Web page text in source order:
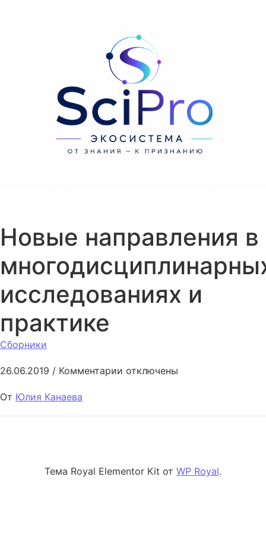
Новые направления в
исследованиях и
практике
Сборники
26.06.2019 / Комментарии к записи Новые
отключены
От Юлия Канаева
Тема Royal Elementor Kit от WP Royal.